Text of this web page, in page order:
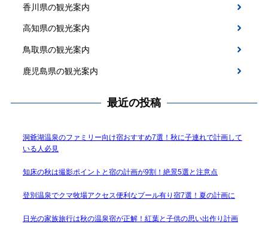
香川県の観光案内
高知県の観光案内
鳥取県の観光案内
鹿児島県の観光案内
最近の投稿
洞爺湖温泉のファミリー向け宿おすすめ7選！秋に子連れで計画して
いる人必見
知床の秋は撮影ポイントと宿の計画が9割！絶景5選と注意点
登別温泉でクマ牧場アクセス便利なプール有り宿7選！夏の計画に
日光の家族旅行は秋の温泉宿が正解！紅葉と子供の思い出作り計画